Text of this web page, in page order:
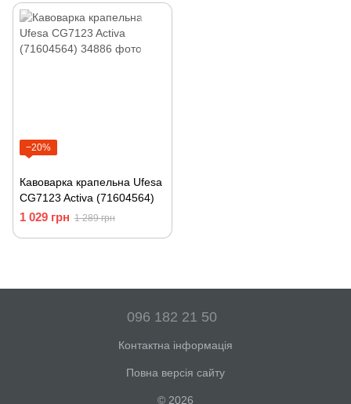
−20%
Кавоварка крапельна Ufesa
CG7123 Activa (71604564)
1 029 грн 1 289 грн
096 182 21 50
Контактна інформація
Повна версія сайту
© 2026